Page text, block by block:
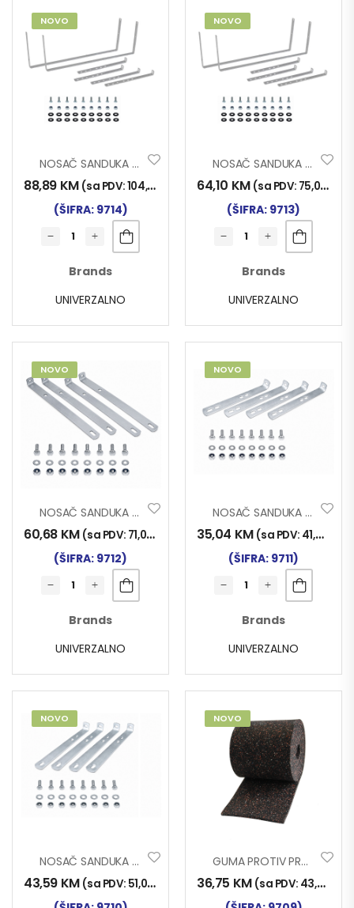
NOVO
NOSAČ SANDUKA ZA ALAT UL 6/1 600mm
88,89 KM (sa PDV:104,00
(ŠIFRA: 9714)
Brands
UNIVERZALNO
NOVO
NOSAČ SANDUKA ZA ALAT UL 6/1 500mm
64,10 KM (sa PDV: 75,00
(ŠIFRA: 9713)
Brands
UNIVERZALNO
NOVO
NOSAČ SANDUKA ZA ALAT L7 4/1 35x1100mm
60,68 KM (sa PDV: 71,00
(ŠIFRA: 9712)
Brands
UNIVERZALNO
NOVO
NOSAČ SANDUKA ZA ALAT L6 4/1 35x260mm
35,04 KM (sa PDV: 41,00
(ŠIFRA: 9711)
Brands
UNIVERZALNO
NOVO
NOSAČ SANDUKA ZA ALAT L5 4/1 35x320mm
43,59 KM (sa PDV: 51,00
NOVO
GUMA PROTIV PROKLIZAVANJA PALETE 3x150x13600mm
36,75 KM (sa PDV: 43,00